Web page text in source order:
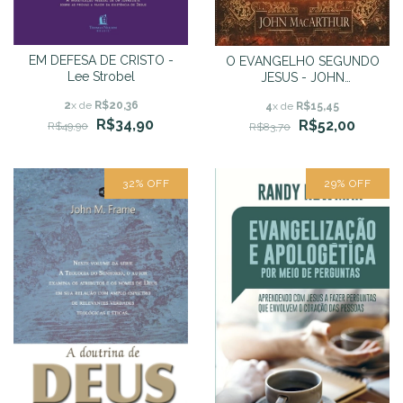
EM DEFESA DE CRISTO -
Lee Strobel
2x de R$20,36
R$49,90
R$34,90
O EVANGELHO SEGUNDO
JESUS - JOHN
4x de R$15,45
R$83,70
R$52,00
32% OFF 29% OFF